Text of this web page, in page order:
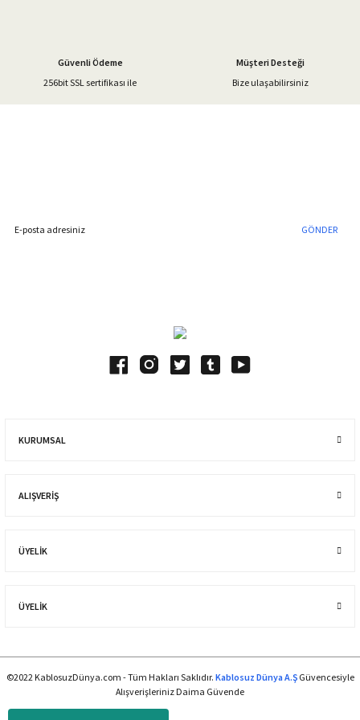
Gönder
Güvenli Ödeme
256bit SSL sertifikası ile
Müşteri Desteği
Bize ulaşabilirsiniz
GÖNDER
KURUMSAL
ALIŞVERIŞ
ÜYELİK
ÜYELİK
©2022 KablosuzDünya.com - Tüm Hakları Saklıdır. Kablosuz Dünya A.ŞGüvencesiyle
Alışverişleriniz Daima Güvende